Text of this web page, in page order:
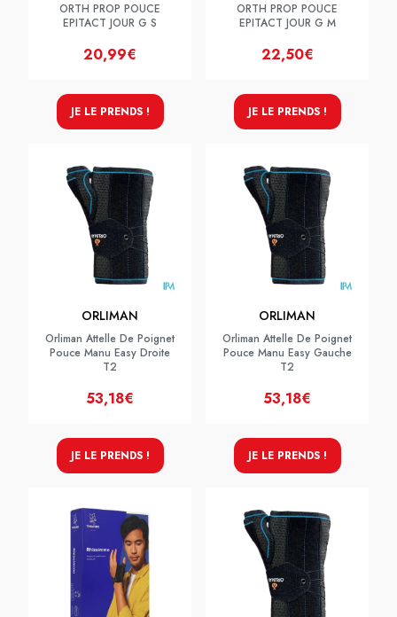
ORTH PROP POUCE
EPITACT JOUR G S
20,99€
JE LE PRENDS !
ORTH PROP POUCE
EPITACT JOUR G M
22,50€
JE LE PRENDS !
ORLIMAN
Orliman Attelle De Poignet
Pouce Manu Easy Droite
T2
53,18€
JE LE PRENDS !
ORLIMAN
Orliman Attelle De Poignet
Pouce Manu Easy Gauche
T2
53,18€
JE LE PRENDS !